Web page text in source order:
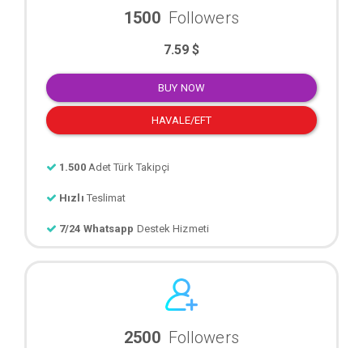
1500 Followers
7.59 $
BUY NOW
HAVALE/EFT
1.500 Adet Türk Takipçi
Hızlı Teslimat
7/24 Whatsapp Destek Hizmeti
2500 Followers